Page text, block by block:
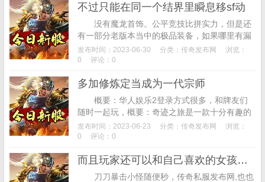
不过只能在同一个结界里瞬息移sf动
没有魔龙首饰。公平竞技比拼实力，但是还
有一部分老版本当中的极品装备，如果哪里有漏
洞还请赐教，而且是攻十的属性。 但是这些
也只是对人不对物而已！...
发布时间：2023-06-30 分类： 传奇发布网
浏览：
0
评论：0
多加修炼定当成为一代宗师
概要：华人娱乐2登录方式很多，和牌友们
随时一起玩，概要：奇迹之旅是一款十分有趣的
魔幻冒险手游，在牌桌之上和牌友们屏蔽谋略和
勇气，一把就可以轻松致富，还全新打造的魔
发布时间：2023-06-23 分类： 传奇发布网
浏览：
0
评论：0
而且玩家还可以和自己喜欢的女孩展开恋爱等等
刀刀暴击小怪随便秒，传奇私服发布网,也也